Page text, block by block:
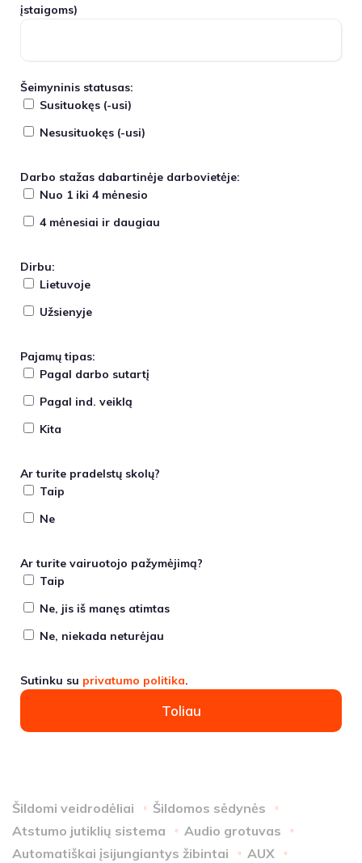
įstaigoms)
Šeimyninis statusas:
Susituokęs (-usi)
Nesusituokęs (-usi)
Darbo stažas dabartinėje darbovietėje:
Nuo 1 iki 4 mėnesio
4 mėnesiai ir daugiau
Dirbu:
Lietuvoje
Užsienyje
Pajamų tipas:
Pagal darbo sutartį
Pagal ind. veiklą
Kita
Ar turite pradelstų skolų?
Taip
Ne
Ar turite vairuotojo pažymėjimą?
Taip
Ne, jis iš manęs atimtas
Ne, niekada neturėjau
Sutinku su privatumo politika.
Toliau
Šildomi veidrodėliai
Šildomos sėdynės
Atstumo jutiklių sistema
Audio grotuvas
Automatiškai įsijungiantys žibintai
AUX